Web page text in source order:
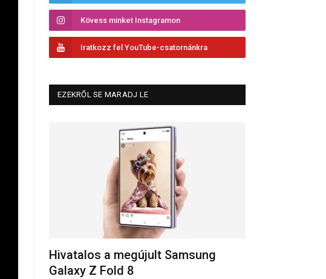
Kövess minket Instagramon
Iratkozz fel YouTube-csatornánkra
EZEKRŐL SE MARADJ LE
Hivatalos a megújult Samsung
Galaxy Z Fold 8